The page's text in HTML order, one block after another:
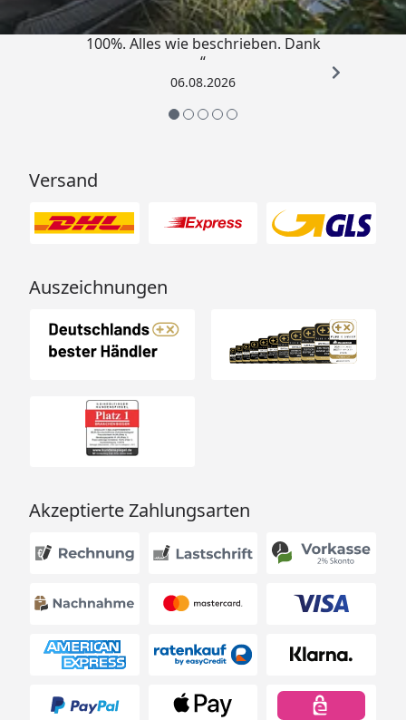
„Super schnell gelifert. Ware passt
100%. Alles wie beschrieben. Dank
“
06.08.2026
Versand
Auszeichnungen
Akzeptierte Zahlungsarten